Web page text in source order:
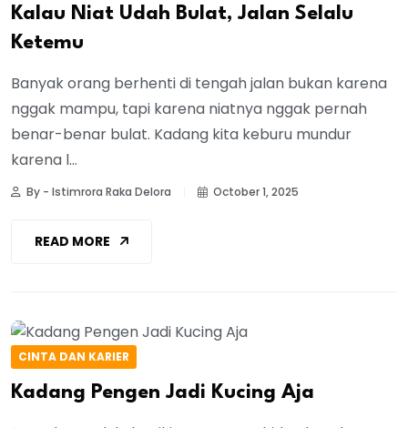
Kalau Niat Udah Bulat, Jalan Selalu
Ketemu
Banyak orang berhenti di tengah jalan bukan karena
nggak mampu, tapi karena niatnya nggak pernah
benar-benar bulat. Kadang kita keburu mundur
karena l...
By - Istimrora Raka Delora October 1, 2025
READ MORE
CINTA DAN KARIER
Kadang Pengen Jadi Kucing Aja